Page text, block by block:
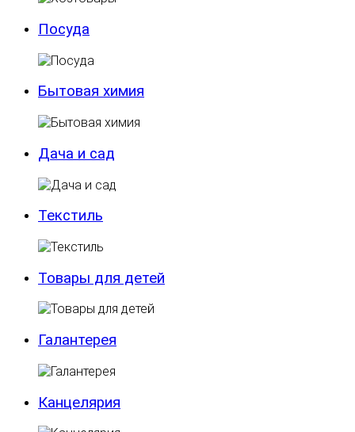
Посуда
Бытовая химия
Дача и сад
Текстиль
Товары для детей
Галантерея
Канцелярия